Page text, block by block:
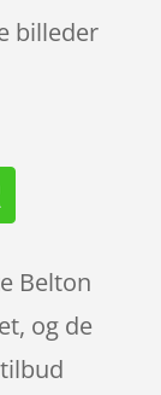
billeder
Belton
og de